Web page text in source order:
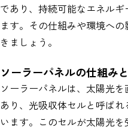
であり、持続可能なエネル
ます。その仕組みや環境へ
きましょう。
ソーラーパネルの仕組み
ソーラーパネルは、太陽光
あり、光吸収体セルと呼ば
います。このセルが太陽光